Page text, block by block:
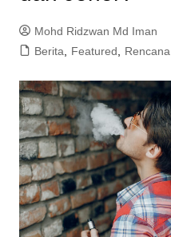
Mohd Ridzwan Md Iman
Berita, Featured, Rencana